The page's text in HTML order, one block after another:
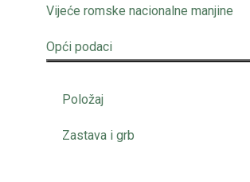
Vijeće romske nacionalne manjine
Opći podaci
Položaj
Zastava i grb